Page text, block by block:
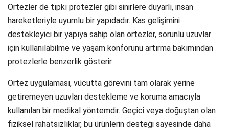
Ortezler de tıpkı protezler gibi sinirlere duyarlı, insan
hareketleriyle uyumlu bir yapıdadır. Kas gelişimini
destekleyici bir yapıya sahip olan ortezler, sorunlu uzuvlar
için kullanılabilme ve yaşam konforunu artırma bakımından
protezlerle benzerlik gösterir.
Ortez uygulaması, vücutta görevini tam olarak yerine
getiremeyen uzuvları destekleme ve koruma amacıyla
kullanılan bir medikal yöntemdir. Geçici veya doğuştan olan
fiziksel rahatsızlıklar, bu ürünlerin desteği sayesinde daha